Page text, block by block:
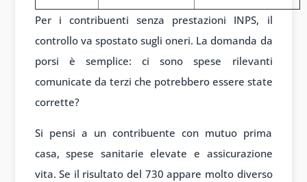
Per i contribuenti senza prestazioni INPS, il
controllo va spostato sugli oneri. La domanda da
porsi è semplice: ci sono spese rilevanti
comunicate da terzi che potrebbero essere state
corrette?
Si pensi a un contribuente con mutuo prima
casa, spese sanitarie elevate e assicurazione
vita. Se il risultato del 730 appare molto diverso